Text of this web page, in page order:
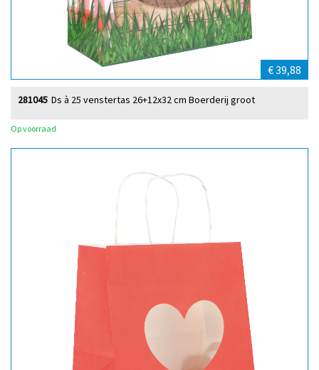
€ 39,88
Ds à 25 venstertas 26+12x32 cm Boerderij groot
281045
Op voorraad